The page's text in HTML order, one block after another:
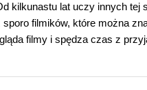
kilkunastu lat uczy innych tej
filmików, które można
filmy i spędza czas z